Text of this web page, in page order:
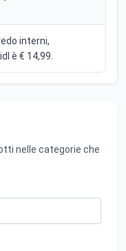
interni,
è € 14,99.
nelle categorie che